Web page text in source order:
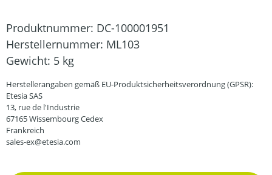
Produktnummer: DC-100001951
Herstellernummer: ML103
Gewicht: 5 kg
Herstellerangaben gemäß EU-Produktsicherheitsverordnung (GPSR):
Etesia SAS
13, rue de l'Industrie
67165 Wissembourg Cedex
Frankreich
sales-ex@etesia.com